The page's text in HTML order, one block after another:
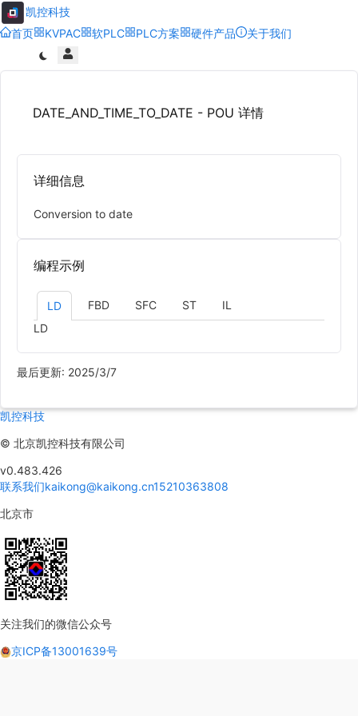
凯控科技
首页
KVPAC 软PLC PLC方案 硬件产品 关于我们
DATE_AND_TIME_TO_DATE - POU 详情
详细信息
Conversion to date
编程示例
LD FBD SFC ST
IL
LD
最后更新: 2025/3/7
凯控科技
© 北京凯控科技有限公司
v0.483.426
联系我们kaikong@kaikong.cn15210363808
北京市
关注我们的微信公众号
京ICP备13001639号